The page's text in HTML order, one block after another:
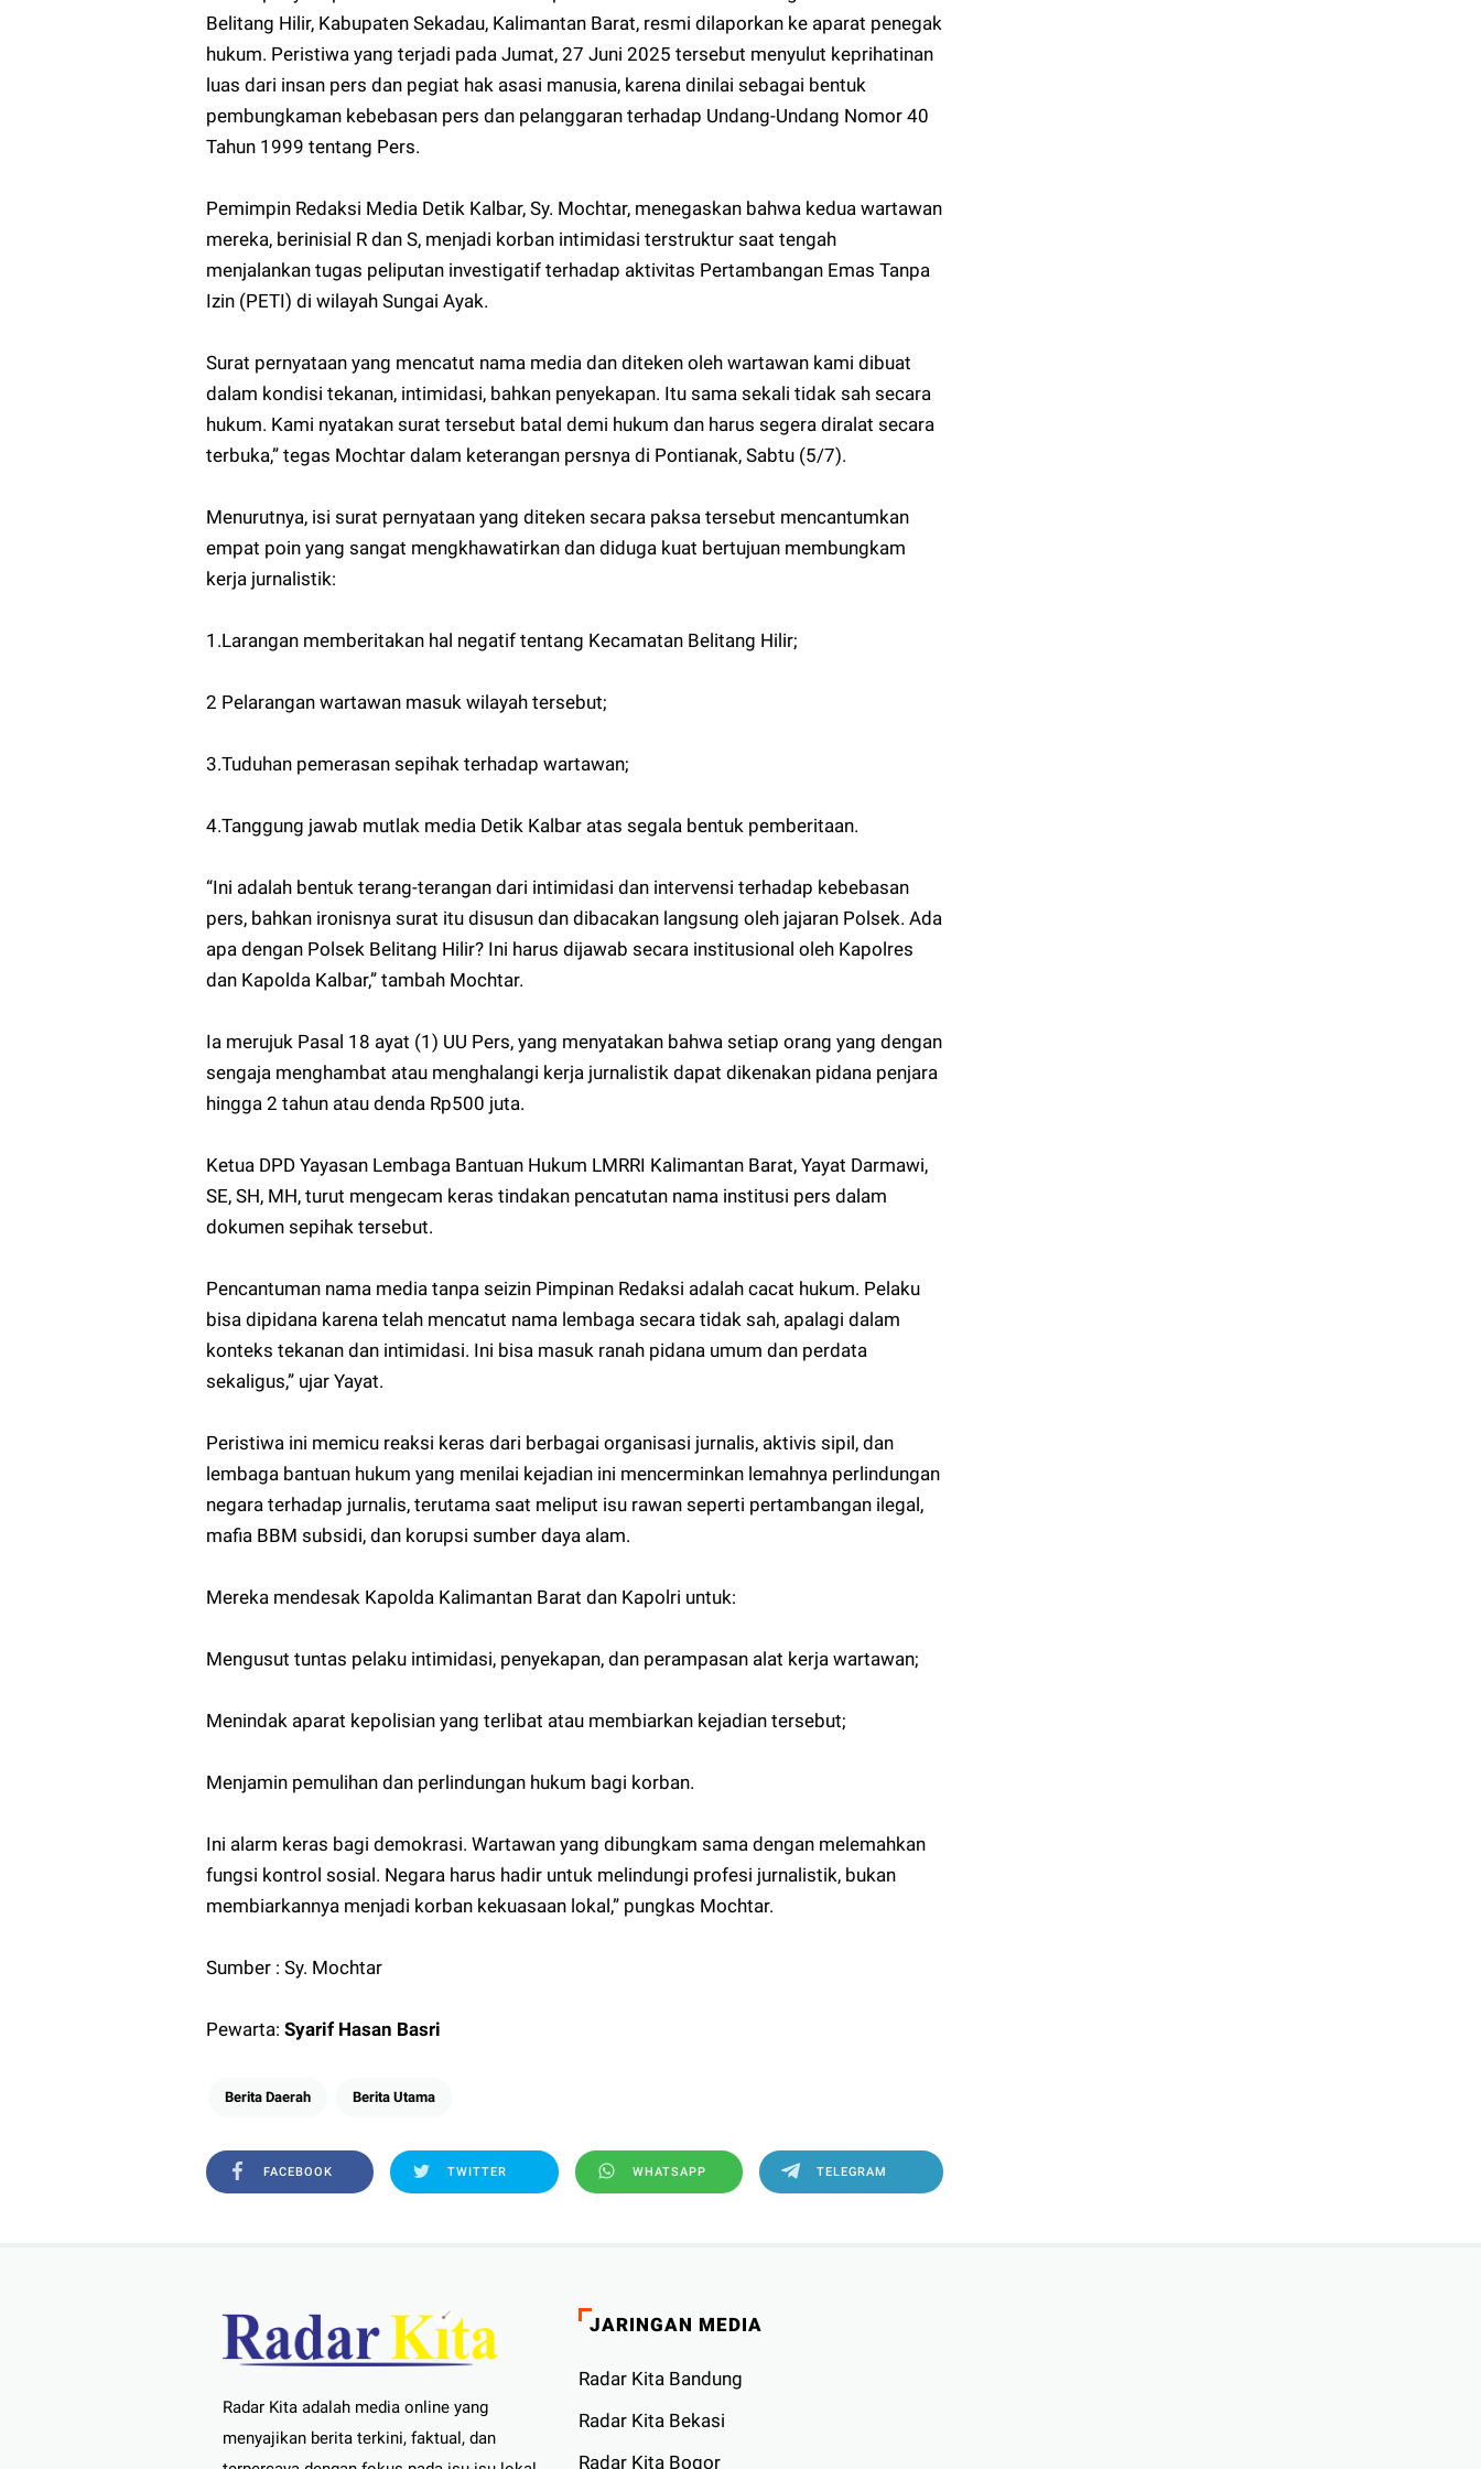
Belitang Hilir, Kabupaten Sekadau, Kalimantan Barat, resmi dilaporkan ke aparat penegak
hukum. Peristiwa yang terjadi pada Jumat, 27 Juni 2025 tersebut menyulut keprihatinan
luas dari insan pers dan pegiat hak asasi manusia, karena dinilai sebagai bentuk
pembungkaman kebebasan pers dan pelanggaran terhadap Undang-Undang Nomor 40
Tahun 1999 tentang Pers.
Pemimpin Redaksi Media Detik Kalbar, Sy. Mochtar, menegaskan bahwa kedua wartawan
mereka, berinisial R dan S, menjadi korban intimidasi terstruktur saat tengah
menjalankan tugas peliputan investigatif terhadap aktivitas Pertambangan Emas Tanpa
Izin (PETI) di wilayah Sungai Ayak.
Surat pernyataan yang mencatut nama media dan diteken oleh wartawan kami dibuat
dalam kondisi tekanan, intimidasi, bahkan penyekapan. Itu sama sekali tidak sah secara
hukum. Kami nyatakan surat tersebut batal demi hukum dan harus segera diralat secara
terbuka,” tegas Mochtar dalam keterangan persnya di Pontianak, Sabtu (5/7).
Menurutnya, isi surat pernyataan yang diteken secara paksa tersebut mencantumkan
empat poin yang sangat mengkhawatirkan dan diduga kuat bertujuan membungkam
kerja jurnalistik:
1.Larangan memberitakan hal negatif tentang Kecamatan Belitang Hilir;
2 Pelarangan wartawan masuk wilayah tersebut;
3.Tuduhan pemerasan sepihak terhadap wartawan;
4.Tanggung jawab mutlak media Detik Kalbar atas segala bentuk pemberitaan.
“Ini adalah bentuk terang-terangan dari intimidasi dan intervensi terhadap kebebasan
pers, bahkan ironisnya surat itu disusun dan dibacakan langsung oleh jajaran Polsek. Ada
apa dengan Polsek Belitang Hilir? Ini harus dijawab secara institusional oleh Kapolres
dan Kapolda Kalbar,” tambah Mochtar.
Ia merujuk Pasal 18 ayat (1) UU Pers, yang menyatakan bahwa setiap orang yang dengan
sengaja menghambat atau menghalangi kerja jurnalistik dapat dikenakan pidana penjara
hingga 2 tahun atau denda Rp500 juta.
Ketua DPD Yayasan Lembaga Bantuan Hukum LMRRI Kalimantan Barat, Yayat Darmawi,
SE, SH, MH, turut mengecam keras tindakan pencatutan nama institusi pers dalam
dokumen sepihak tersebut.
Pencantuman nama media tanpa seizin Pimpinan Redaksi adalah cacat hukum. Pelaku
bisa dipidana karena telah mencatut nama lembaga secara tidak sah, apalagi dalam
konteks tekanan dan intimidasi. Ini bisa masuk ranah pidana umum dan perdata
sekaligus,” ujar Yayat.
Peristiwa ini memicu reaksi keras dari berbagai organisasi jurnalis, aktivis sipil, dan
lembaga bantuan hukum yang menilai kejadian ini mencerminkan lemahnya perlindungan
negara terhadap jurnalis, terutama saat meliput isu rawan seperti pertambangan ilegal,
mafia BBM subsidi, dan korupsi sumber daya alam.
Mereka mendesak Kapolda Kalimantan Barat dan Kapolri untuk:
Mengusut tuntas pelaku intimidasi, penyekapan, dan perampasan alat kerja wartawan;
Menindak aparat kepolisian yang terlibat atau membiarkan kejadian tersebut;
Menjamin pemulihan dan perlindungan hukum bagi korban.
Ini alarm keras bagi demokrasi. Wartawan yang dibungkam sama dengan melemahkan
fungsi kontrol sosial. Negara harus hadir untuk melindungi profesi jurnalistik, bukan
membiarkannya menjadi korban kekuasaan lokal,” pungkas Mochtar.
Sumber : Sy. Mochtar
Pewarta: Syarif Hasan Basri
Berita Daerah Berita Utama
FACEBOOK TWITTER WHATSAPP TELEGRAM
Radar Kita adalah media online yang
menyajikan berita terkini, faktual, dan
JARINGAN MEDIA
Radar Kita Bandung
Radar Kita Bekasi
Radar Kita Bogor